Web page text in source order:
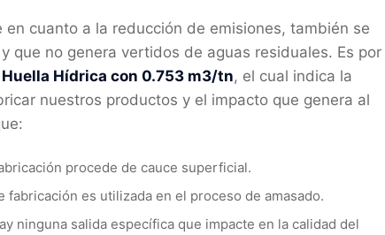
cuanto a la reducción de emisiones, también se
que no genera vertidos de aguas residuales. Es por
Hídrica con 0.753 m3/tn, el cual indica la
nuestros productos y el impacto que genera al
procede de cauce superficial.
fabricación es utilizada en el proceso de amasado.
ninguna salida específica que impacte en la calidad del